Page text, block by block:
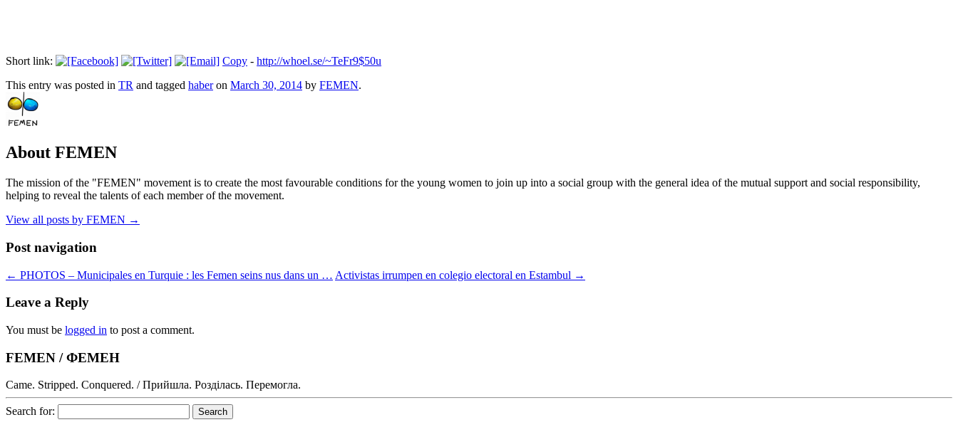
Short link: Copy - http://whoel.se/~TeFr9$50u
This entry was posted in TR and tagged haberon March 30, 2014 by FEMEN.
About FEMEN
The mission of the "FEMEN" movement is to create the most favourable conditions for the young women to join up into a social group with the general idea of the mutual support and social responsibility,
helping to reveal the talents of each member of the movement.
View all posts by FEMEN →
Post navigation
← PHOTOS – Municipales en Turquie : les Femen seins nus dans un … Activistas irrumpen en colegio electoral en Estambul →
Leave a Reply
You must be logged in to post a comment.
FEMEN / ФЕМЕН
Came. Stripped. Conquered. / Прийшла. Розділась. Перемогла.
Search for: